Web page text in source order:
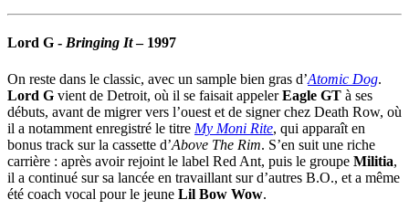
Lord G - Bringing It– 1997
On reste dans le classic, avec un sample bien gras d’Atomic Dog.
Lord G vient de Detroit, où il se faisait appelerEagle GT à ses
débuts, avant de migrer vers l’ouest et de signer chez Death Row, où
il a notamment enregistré le titre My Moni Rite, qui apparaît en
bonus track sur la cassette d’Above The Rim. S’en suit une riche
carrière : après avoir rejoint le label Red Ant, puis le groupe Militia,
il a continué sur sa lancée en travaillant sur d’autres B.O., et a même
été coach vocal pour le jeune Lil Bow Wow.